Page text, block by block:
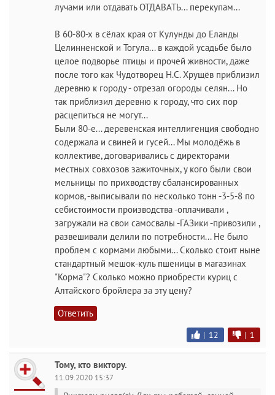
лучами или отдавать ОТДАВАТЬ... перекупам...
В 60-80-х в сёлах края от Кулунды до Еланды
Целинненской и Тогула... в каждой усадьбе было
целое подворье птицы и прочей живности, даже
после того как Чудотворец Н.С. Хрущёв приблизил
деревню к городу - отрезал огороды селян... Но
так приблизил деревню к городу, что сих пор
расцепиться не могут...
Были 80-е... деревенская интеллигенция свободно
содержала и свиней и гусей... Мы молодёжь в
коллективе, договаривались с директорами
местных совхозов зажиточных, у кого были свои
мельницы по прихводству сбалансированных
кормов, -выписывали по несколько тонн -3-5-8 по
себистоимости производства -оплачивали ,
загружали на свои самосвалы -ГАЗики -привозили ,
развешивали делили по потребности... Не было
проблем с кормами любыми... Сколько стоит ныне
стандартный мешок-куль пшеницы в магазинах
"Корма"? Сколько можно приобрести куриц с
Алтайского бройлера за эту цену?
Ответить
| 12 | 1
Тому, кто виктору.
11.09.2020 15:37